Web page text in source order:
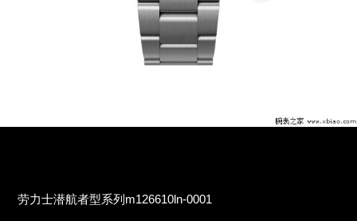
劳力士潜航者型系列m126610ln-0001